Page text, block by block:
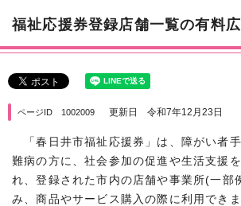
福祉応援券登録店舗一覧の有料
ページID 1002009 更新日 令和7年12月23日
「春日井市福祉応援券」は、障がい者
難病の方に、社会参加の促進や生活支援
れ、登録された市内の店舗や事業所(一部
み、商品やサービス購入の際に利用できま